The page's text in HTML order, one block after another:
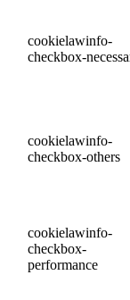
cookielawinfo-
checkbox-
cookielawinfo-
checkbox-others
cookielawinfo-
checkbox-
performance